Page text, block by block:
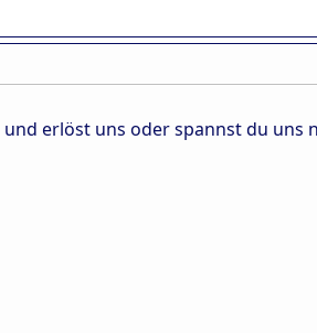
erlöst uns oder spannst du uns